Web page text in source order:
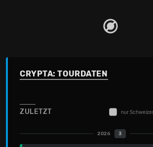
CRYPTA: TOURDATEN
ZULETZT nur
2026 3